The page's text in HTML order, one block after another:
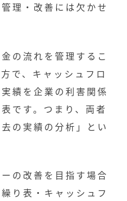
理・改善には欠かせ
の流れを管理するこ
で、キャッシュフロ
績を企業の利害関係
です。つまり、両者
の実績の分析」とい
の改善を目指す場合
り表・キャッシュフ